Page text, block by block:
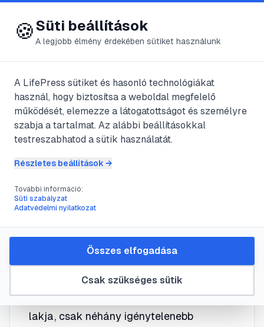
😍 LifePress
@Dubi
2025. július 6. perc olvasás
Sarkvidékeink
kietlen jégmezőnek számító Antarktisz,
kontinens ez, a kiterjedése 14 millió
négyzetkilométer. Ember és állat nemigen
lakja, csak néhány igénytelenebb
🍪Süti beállítások
A legjobb élmény érdekében sütiket használunk
A LifePress sütiket és hasonló technológiákat
használ, hogy biztosítsa a weboldal megfelelő
működését, elemezze a látogatottságot és személyre
szabja a tartalmat. Az alábbi beállításokkal
testreszabhatod a sütik használatát.
Részletes beállítások →
További információ:
Süti szabályzat
Adatvédelmi nyilatkozat
Csak szükséges sütik
Összes elfogadása